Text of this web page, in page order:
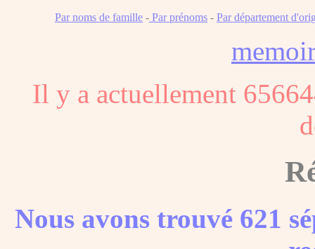
Par noms de famille - Par prénoms - Par département
Il y a actuellement
Nous avons trouvé 621